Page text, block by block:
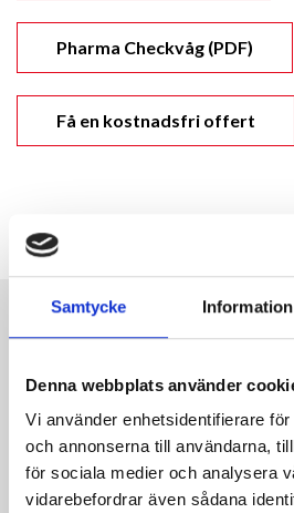
Samtycke Information
Denna webbplats använder
Vi använder enhetsidentifierare
och annonserna till användarna,
för sociala medier och analysera
vidarebefordrar även sådana
Pharma Checkvåg (PDF)
Få en kostnadsfri offert
RELATEREDE